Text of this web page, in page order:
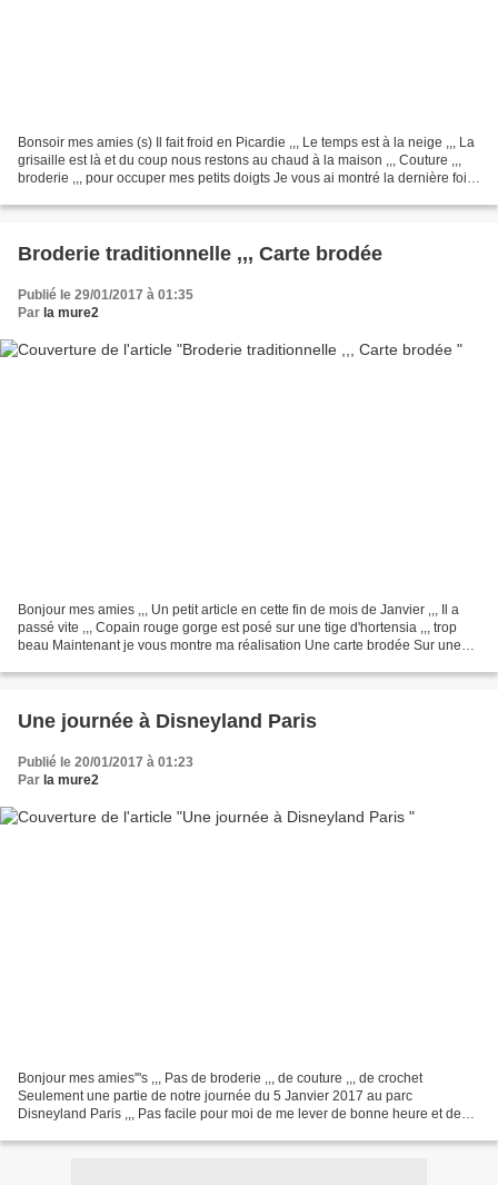
Bonsoir mes amies (s) Il fait froid en Picardie ,,, Le temps est à la neige ,,, La
grisaille est là et du coup nous restons au chaud à la maison ,,, Couture ,,,
broderie ,,, pour occuper mes petits doigts Je vous ai montré la dernière fois
Broderie traditionnelle ,,, Carte brodée
Publié le 29/01/2017 à 01:35
Par la mure2
Bonjour mes amies ,,, Un petit article en cette fin de mois de Janvier ,,, Il a
passé vite ,,, Copain rouge gorge est posé sur une tige d'hortensia ,,, trop
beau Maintenant je vous montre ma réalisation Une carte brodée Sur une
Une journée à Disneyland Paris
Publié le 20/01/2017 à 01:23
Par la mure2
Bonjour mes amies'''s ,,, Pas de broderie ,,, de couture ,,, de crochet
Seulement une partie de notre journée du 5 Janvier 2017 au parc
Disneyland Paris ,,, Pas facile pour moi de me lever de bonne heure et de